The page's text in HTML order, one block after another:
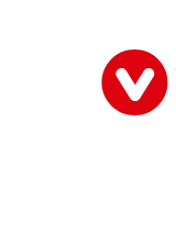
Finanzen